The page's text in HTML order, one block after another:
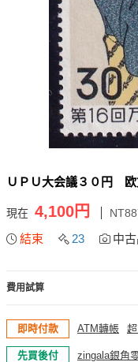
ＵＰＵ大会議３０円
現在 4,100円
結束 23 中
費用試算
即時付款 ATM轉帳
先買後付 zingala銀角